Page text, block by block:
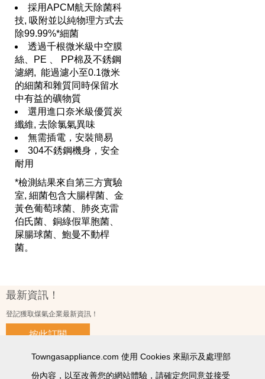
採用APCM航天除菌科
技, 吸附並以純物理方式去
除99.99%*細菌
透過千根微米級中空膜
絲、PE 、 PP棉及不銹鋼
濾網, 能過濾小至0.1微米
的細菌和雜質同時保留水
中有益的礦物質
選用進口奈米級優質炭
纖維, 去除氯氣異味
無需插電，安裝簡易
304不銹鋼機身，安全
耐用
*檢測結果來自第三方實驗
室, 細菌包含大腸桿菌、金
黃色葡萄球菌、肺炎克雷
伯氏菌、銅綠假單胞菌、
屎腸球菌、鮑曼不動桿
菌。
最新資訊！
登記獲取煤氣企業最新資訊！
按此訂閱
使用條款及細則 私隱政策聲明 個人資料收集聲明
Towngasappliance.com 使用 Cookies 來顯示及處理部
份內容，以至改善您的網站體驗，請確定您同意並接受